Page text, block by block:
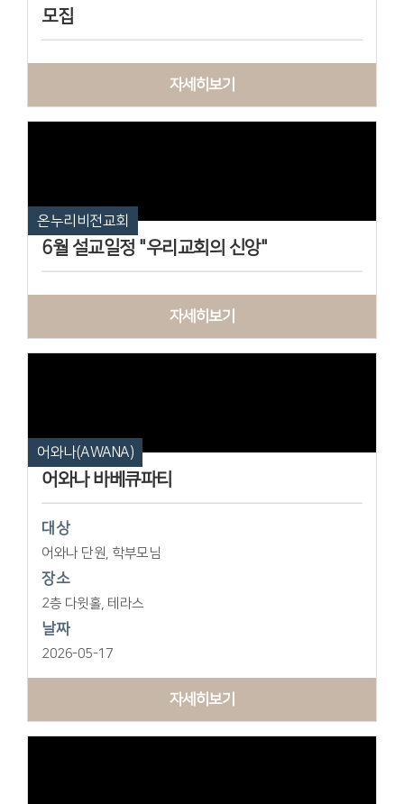
모집
자세히보기
온누리비전교회
6월 설교일정 "우리교회의 신앙"
자세히보기
어와나(AWANA)
어와나 바베큐파티
대상
어와나 단원, 학부모님
장소
2층 다윗홀, 테라스
날짜
2026-05-17
자세히보기